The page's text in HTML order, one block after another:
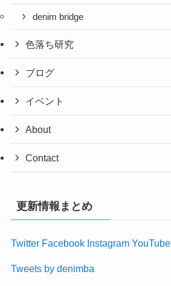
denim bridge
色落ち研究
ブログ
イベント
About
Contact
更新情報まとめ
Twitter Facebook Instagram YouTube
Tweets by denimba